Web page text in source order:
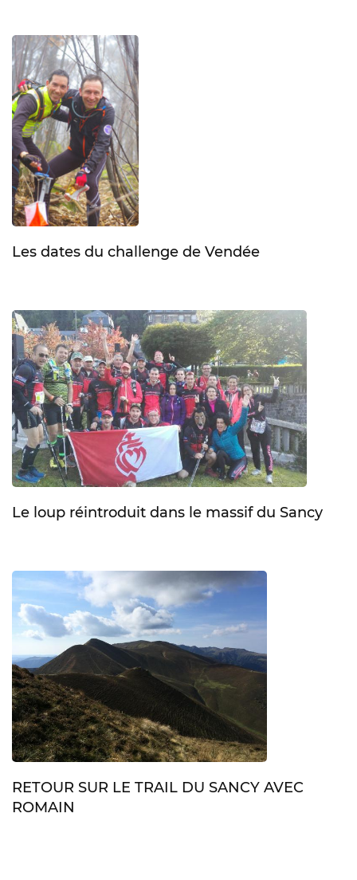
Les dates du challenge de Vendée
Le loup réintroduit dans le massif du Sancy
RETOUR SUR LE TRAIL DU SANCY AVEC
ROMAIN